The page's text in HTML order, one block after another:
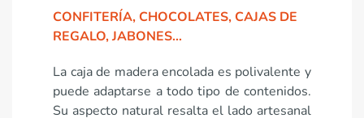
CONFITERÍA, CHOCOLATES, CAJAS DE
REGALO, JABONES…
La caja de madera encolada es polivalente y
puede adaptarse a todo tipo de contenidos.
Su aspecto natural resalta el lado artesanal